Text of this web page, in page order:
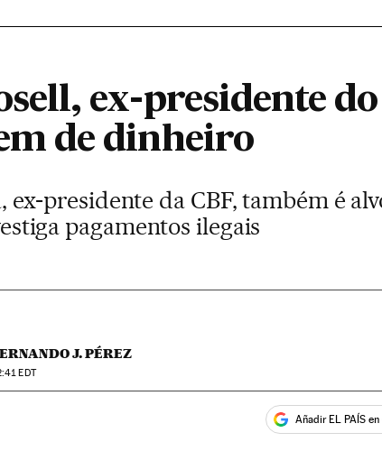
ex-presidente
de dinheiro
ex-presidente da CBF, também é
pagamentos ilegais
J. PÉREZ
EDT
Sociales Añadir EL PAÍS